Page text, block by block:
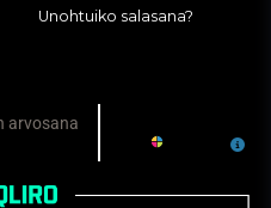
Unohtuiko salasana?